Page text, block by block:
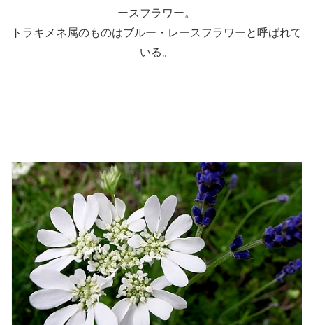
ースフラワー。
トラキメネ属のものはブルー・レースフラワーと呼ばれて
いる。